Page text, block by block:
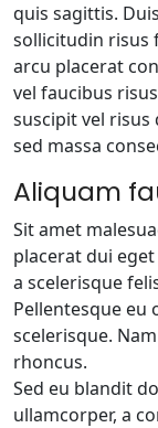
quis sagittis.
sollicitudin risus
arcu placerat
vel faucibus
suscipit vel
sed massa
Aliquam
Sit amet
placerat dui
a scelerisque
Pellentesque eu
scelerisque.
rhoncus.
Sed eu blandit
ullamcorper, a